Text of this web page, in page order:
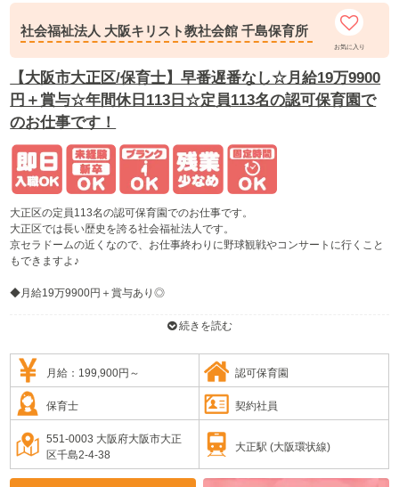
社会福祉法人 大阪キリスト教社会館 千島保育所
お気に入り
【大阪市大正区/保育士】早番遅番なし☆月給19万9900
円＋賞与☆年間休日113日☆定員113名の認可保育園で
のお仕事です！
大正区の定員113名の認可保育園でのお仕事です。
大正区では長い歴史を誇る社会福祉法人です。
京セラドームの近くなので、お仕事終わりに野球観戦やコンサートに行くこと
もできますよ♪
◆月給19万9900円＋賞与あり◎
続きを読む
月給：199,900円～ 認可保育園
保育士 契約社員
551-0003 大阪府大阪市大正
区千島2-4-38
大正駅 (大阪環状線)